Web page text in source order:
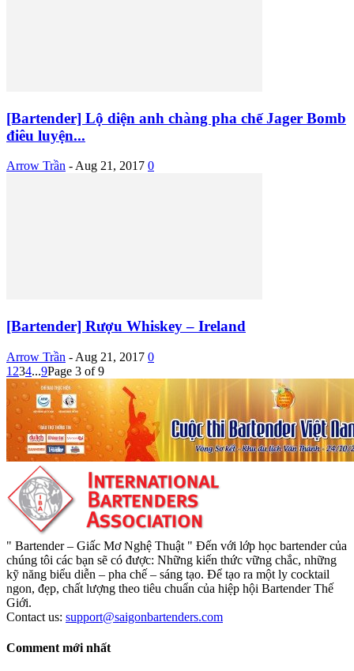
[Bartender] Lộ diện anh chàng pha chế Jager Bomb
điêu luyện...
Arrow Trần - Aug 21, 2017 0
[Bartender] Rượu Whiskey – Ireland
Arrow Trần - Aug 21, 2017 0
1 234...9Page 3 of 9
" Bartender – Giấc Mơ Nghệ Thuật " Đến với lớp học bartender của
chúng tôi các bạn sẽ có được: Những kiến thức vững chắc, những
kỹ năng biểu diễn – pha chế – sáng tạo. Để tạo ra một ly cocktail
ngon, đẹp, chất lượng theo tiêu chuẩn của hiệp hội Bartender Thế
Giới.
Contact us: support@saigonbartenders.com
Comment mới nhất